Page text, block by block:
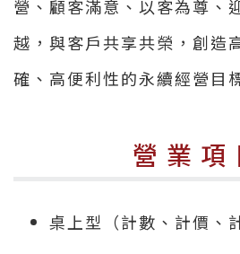
營、顧客滿意、以客為尊、
越，與客戶共享共榮，創造
確、高便利性的永續經營目
營業項
桌上型（計數、計價、